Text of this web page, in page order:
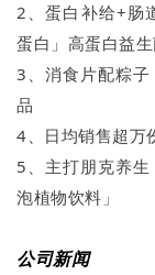
2、蛋白补给+肠
蛋白」高蛋白益
3、消食片配粽
品
4、日均销售超万
5、主打朋克养
泡植物饮料」
公司新闻